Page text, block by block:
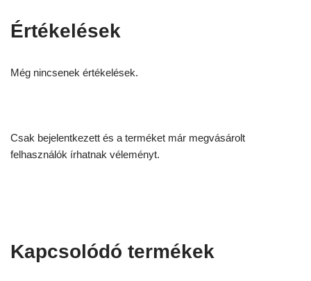
Értékelések
Még nincsenek értékelések.
Csak bejelentkezett és a terméket már megvásárolt
felhasználók írhatnak véleményt.
Kapcsolódó termékek